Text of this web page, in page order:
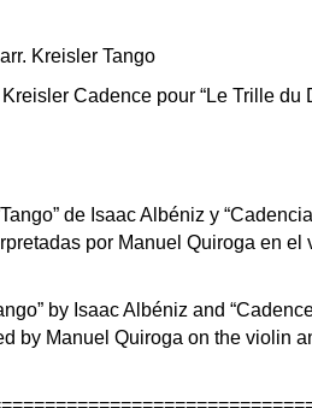
Kreisler Tango
Kreisler Cadence pour “Le Trille du
de Isaac Albéniz y
por Manuel Quiroga en el
by Isaac Albéniz and
by Manuel Quiroga on the violin